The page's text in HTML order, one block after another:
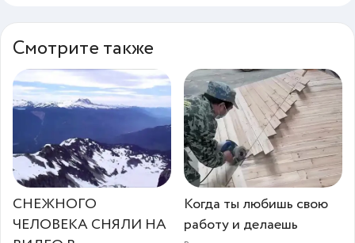
Смотрите также
СНЕЖНОГО
ЧЕЛОВЕКА СНЯЛИ НА
Когда ты любишь свою
работу и делаешь